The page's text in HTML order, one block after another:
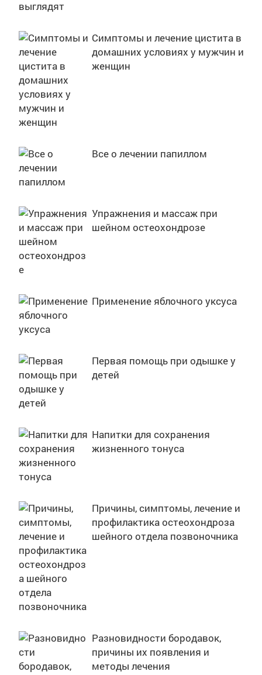
Симптомы и лечение цистита в
домашних условиях у мужчин и
женщин
Все о лечении папиллом
Упражнения и массаж при
шейном остеохондрозе
Применение яблочного уксуса
Первая помощь при одышке у
детей
Напитки для сохранения
жизненного тонуса
Причины, симптомы, лечение и
профилактика остеохондроза
шейного отдела позвоночника
Разновидности бородавок,
причины их появления и
методы лечения